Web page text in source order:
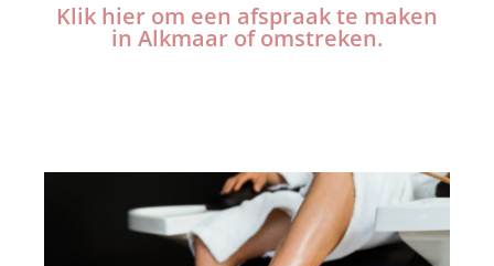
Klik hier om een afspraak te maken
in Alkmaar of omstreken.